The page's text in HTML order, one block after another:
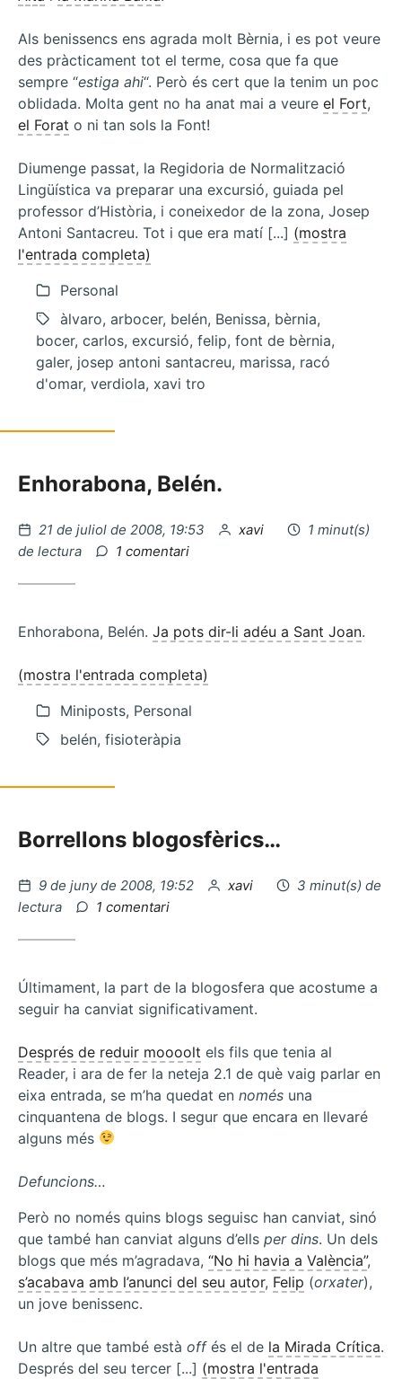
Als benissencs ens agrada molt Bèrnia, i es pot veure
des pràcticament tot el terme, cosa que fa que
sempre “estiga ahi“. Però és cert que la tenim un poc
oblidada. Molta gent no ha anat mai a veure el Fort,
el Forat o ni tan sols la Font!
Diumenge passat, la Regidoria de Normalització
Lingüística va preparar una excursió, guiada pel
professor d’Història, i coneixedor de la zona, Josep
Antoni Santacreu. Tot i que era matí [...] (mostra
l'entrada completa)
Personal
àlvaro, arbocer, belén, Benissa, bèrnia,
bocer, carlos, excursió, felip, font de bèrnia,
galer, josep antoni santacreu, marissa, racó
d'omar, verdiola, xavi tro
Enhorabona, Belén.
Publicat
el
21 de juliol de 2008, 19:53 per
xavi
1 minut(s)
de lectura
1 comentaria
poble
Enhorabona, Belén. Ja pots dir-li adéu a Sant Joan.
(mostra l'entrada completa)
Miniposts, Personal
belén, fisioteràpia
Borrellons blogosfèrics…
Publicat
el
9 de juny de 2008, 19:52 per
xavi
3 minut(s) de
lectura
1 comentaria
poble
Últimament, la part de la blogosfera que acostume a
seguir ha canviat significativament.
Després de reduir moooolt els fils que tenia al
Reader, i ara de fer la neteja 2.1 de què vaig parlar en
eixa entrada, se m’ha quedat en només una
cinquantena de blogs. I segur que encara en llevaré
alguns més
Defuncions…
Però no només quins blogs seguisc han canviat, sinó
que també han canviat alguns d’ells per dins. Un dels
blogs que més m’agradava, “No hi havia a València”,
s’acabava amb l’anunci del seu autor, Felip (orxater),
un jove benissenc.
Un altre que també està offés el de la Mirada Crítica.
Després del seu tercer [...] (mostra l'entrada